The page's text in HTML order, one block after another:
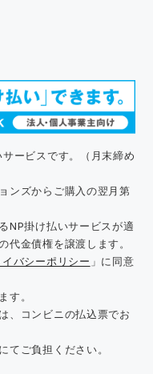
ービスです。（月末締め
ンズからご購入の翌月第
NP掛け払いサービスが適
代金債権を譲渡します。
バシーポリシー 」に同意
す。
、コンビニの払込票でお
ご負担ください。